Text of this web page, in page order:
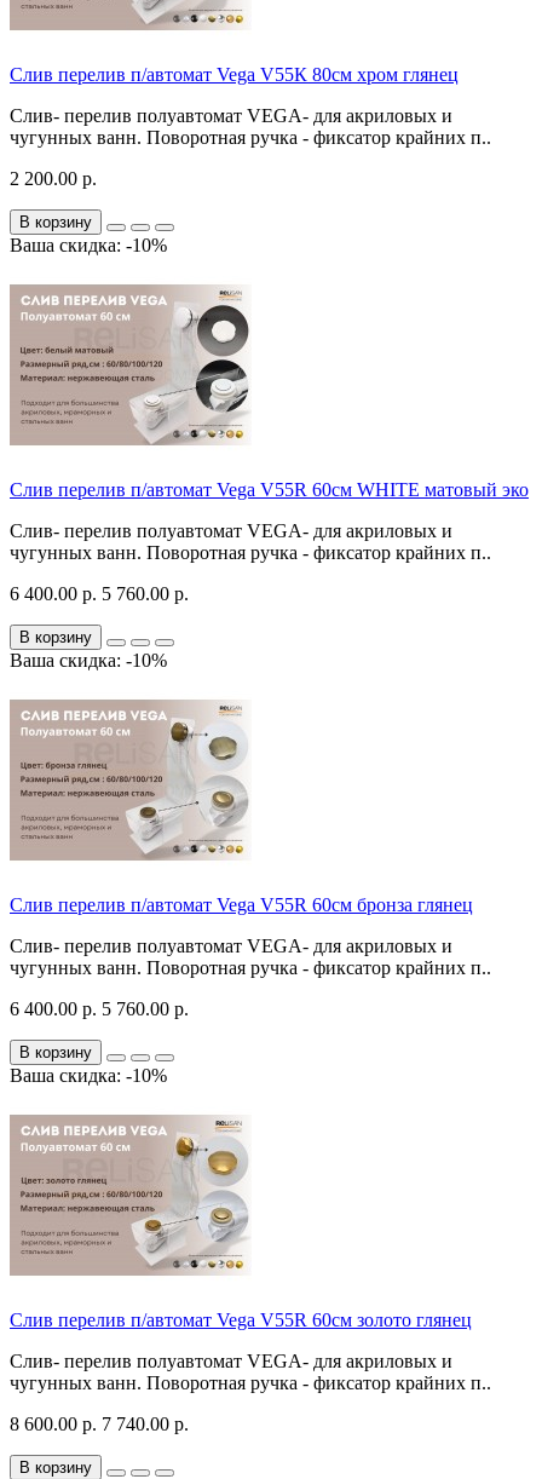
Слив перелив п/автомат Vega V55К 80см хром глянец
Слив- перелив полуавтомат VEGA- для акриловых и
чугунных ванн. Поворотная ручка - фиксатор крайних п..
2 200.00 р.
В корзину
Ваша скидка: -10%
Слив перелив п/автомат Vega V55R 60см WHITE матовый эко
Слив- перелив полуавтомат VEGA- для акриловых и
чугунных ванн. Поворотная ручка - фиксатор крайних п..
6 400.00 р. 5 760.00 р.
В корзину
Ваша скидка: -10%
Слив перелив п/автомат Vega V55R 60см бронза глянец
Слив- перелив полуавтомат VEGA- для акриловых и
чугунных ванн. Поворотная ручка - фиксатор крайних п..
6 400.00 р. 5 760.00 р.
В корзину
Ваша скидка: -10%
Слив перелив п/автомат Vega V55R 60см золото глянец
Слив- перелив полуавтомат VEGA- для акриловых и
чугунных ванн. Поворотная ручка - фиксатор крайних п..
8 600.00 р. 7 740.00 р.
В корзину